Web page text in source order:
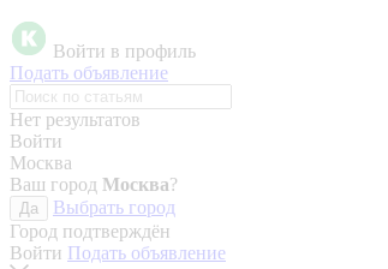
Войти в профиль
Подать объявление
Нет результатов
Войти
Москва
Ваш город Москва?
Да
Выбрать город
Город подтверждён
Войти Подать объявление